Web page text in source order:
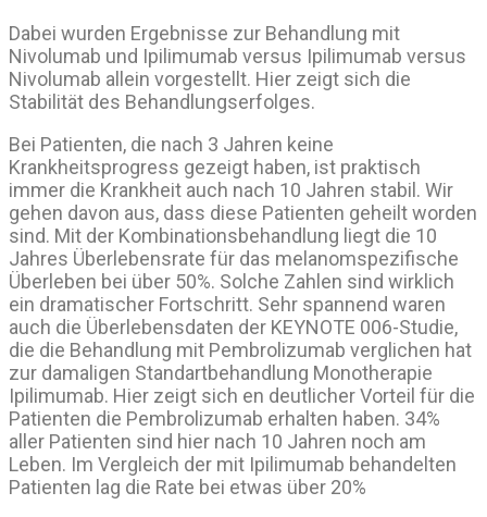
Dabei wurden Ergebnisse zur Behandlung mit
Nivolumab und Ipilimumab versus Ipilimumab versus
Nivolumab allein vorgestellt. Hier zeigt sich die
Stabilität des Behandlungserfolges.
Bei Patienten, die nach 3 Jahren keine
Krankheitsprogress gezeigt haben, ist praktisch
immer die Krankheit auch nach 10 Jahren stabil. Wir
gehen davon aus, dass diese Patienten geheilt worden
sind. Mit der Kombinationsbehandlung liegt die 10
Jahres Überlebensrate für das melanomspezifische
Überleben bei über 50%. Solche Zahlen sind wirklich
ein dramatischer Fortschritt. Sehr spannend waren
auch die Überlebensdaten der KEYNOTE 006-Studie,
die die Behandlung mit Pembrolizumab verglichen hat
zur damaligen Standartbehandlung Monotherapie
Ipilimumab. Hier zeigt sich en deutlicher Vorteil für die
Patienten die Pembrolizumab erhalten haben. 34%
aller Patienten sind hier nach 10 Jahren noch am
Leben. Im Vergleich der mit Ipilimumab behandelten
Patienten lag die Rate bei etwas über 20%